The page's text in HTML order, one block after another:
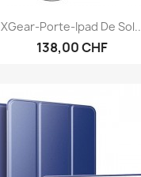
XGear-Porte-Ipad De
138,00 CHF